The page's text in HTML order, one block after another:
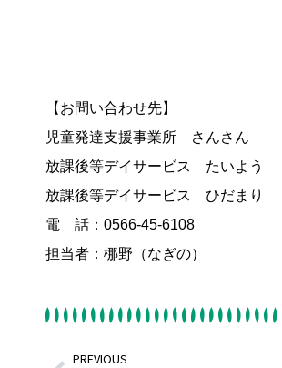
【お問い合わせ先】
児童発達支援事業所 さんさん
放課後等デイサービス たいよう
放課後等デイサービス ひだまり
電 話：0566-45-6108
担当者：梛野（なぎの）
PREVIOUS